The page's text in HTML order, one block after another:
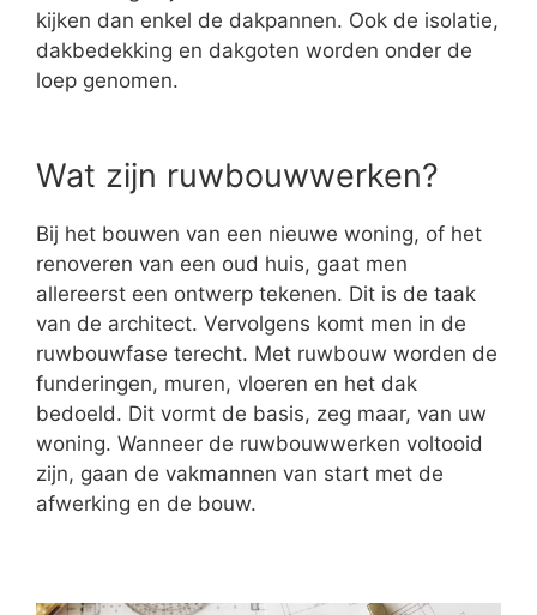
kijken dan enkel de dakpannen. Ook de isolatie,
dakbedekking en dakgoten worden onder de
loep genomen.
Wat zijn ruwbouwwerken?
Bij het bouwen van een nieuwe woning, of het
renoveren van een oud huis, gaat men
allereerst een ontwerp tekenen. Dit is de taak
van de architect. Vervolgens komt men in de
ruwbouwfase terecht. Met ruwbouw worden de
funderingen, muren, vloeren en het dak
bedoeld. Dit vormt de basis, zeg maar, van uw
woning. Wanneer de ruwbouwwerken voltooid
zijn, gaan de vakmannen van start met de
afwerking en de bouw.